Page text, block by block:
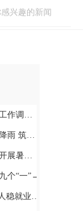
度会
安全防线
绘画活动
个“一”→
业促增收